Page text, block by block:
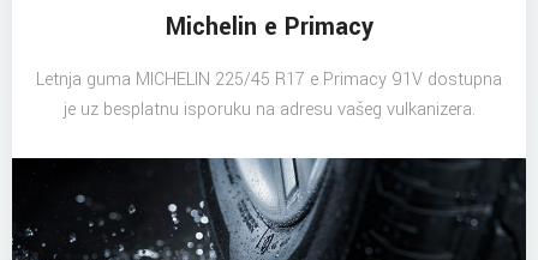
Michelin e Primacy
Letnja guma MICHELIN 225/45 R17 e Primacy 91V dostupna
je uz besplatnu isporuku na adresu vašeg vulkanizera.